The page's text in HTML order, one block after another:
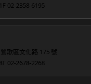
F 02-2358-6195
歌區文化路 175 號
F 02-2678-2268